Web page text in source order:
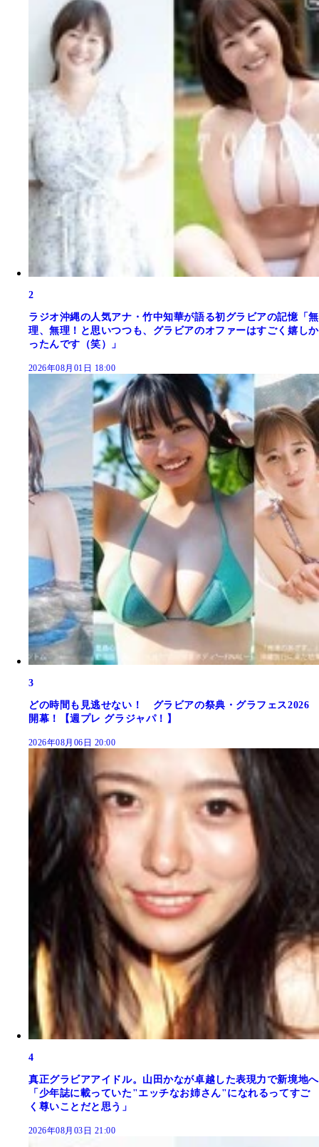
2
ラジオ沖縄の人気アナ・竹中知華が語る初グラビアの記憶「無
理、無理！と思いつつも、グラビアのオファーはすごく嬉しか
ったんです（笑）」
2026年08月01日 18:00
3
どの時間も見逃せない！ グラビアの祭典・グラフェス2026
開幕！【週プレ グラジャパ！】
2026年08月06日 20:00
4
真正グラビアアイドル。山田かなが卓越した表現力で新境地へ
「少年誌に載っていた"エッチなお姉さん"になれるってすご
く尊いことだと思う」
2026年08月03日 21:00